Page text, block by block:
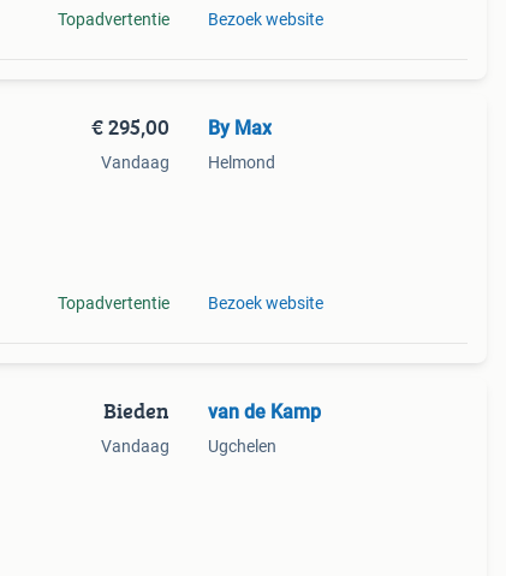
Topadvertentie Bezoek website
€ 295,00
Vandaag
Topadvertentie
By Max
Helmond
Bezoek website
Bieden
Vandaag
van de Kamp
Ugchelen